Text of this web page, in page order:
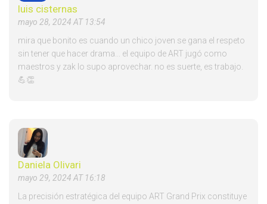
luis cisternas
mayo 28, 2024 AT 13:54
mira que bonito es cuando un chico joven se gana el respeto
sin tener que hacer drama... el equipo de ART jugó como
maestros y zak lo supo aprovechar. no es suerte, es trabajo.
💪👏
Daniela Olivari
mayo 29, 2024 AT 16:18
La precisión estratégica del equipo ART Grand Prix constituye